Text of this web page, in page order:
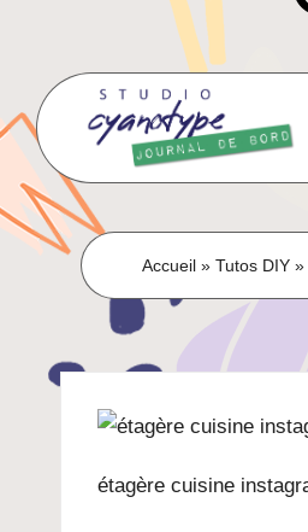
content
Accueil »Tutos DIY »
étagère cuisine